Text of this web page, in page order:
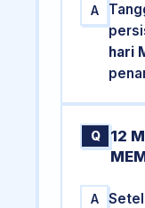
A
hari
Q
12
A